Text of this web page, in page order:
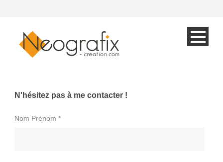
N'hésitez pas à me contacter !
Nom Prénom *